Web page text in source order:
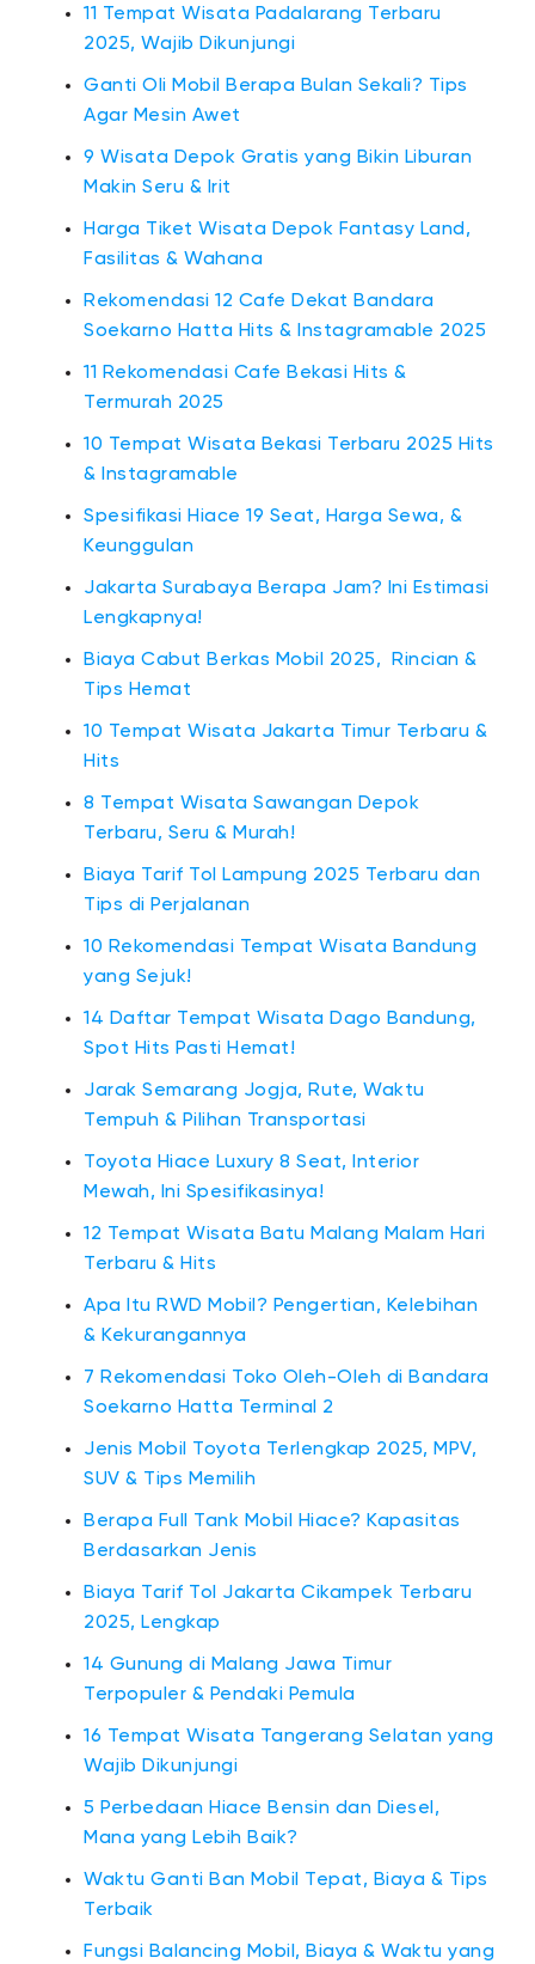
11 Tempat Wisata Padalarang Terbaru
2025, Wajib Dikunjungi
Ganti Oli Mobil Berapa Bulan Sekali? Tips
Agar Mesin Awet
9 Wisata Depok Gratis yang Bikin Liburan
Makin Seru & Irit
Harga Tiket Wisata Depok Fantasy Land,
Fasilitas & Wahana
Rekomendasi 12 Cafe Dekat Bandara
Soekarno Hatta Hits & Instagramable 2025
11 Rekomendasi Cafe Bekasi Hits &
Termurah 2025
10 Tempat Wisata Bekasi Terbaru 2025 Hits
& Instagramable
Spesifikasi Hiace 19 Seat, Harga Sewa, &
Keunggulan
Jakarta Surabaya Berapa Jam? Ini Estimasi
Lengkapnya!
Biaya Cabut Berkas Mobil 2025, Rincian &
Tips Hemat
10 Tempat Wisata Jakarta Timur Terbaru &
Hits
8 Tempat Wisata Sawangan Depok
Terbaru, Seru & Murah!
Biaya Tarif Tol Lampung 2025 Terbaru dan
Tips di Perjalanan
10 Rekomendasi Tempat Wisata Bandung
yang Sejuk!
14 Daftar Tempat Wisata Dago Bandung,
Spot Hits Pasti Hemat!
Jarak Semarang Jogja, Rute, Waktu
Tempuh & Pilihan Transportasi
Toyota Hiace Luxury 8 Seat, Interior
Mewah, Ini Spesifikasinya!
12 Tempat Wisata Batu Malang Malam Hari
Terbaru & Hits
Apa Itu RWD Mobil? Pengertian, Kelebihan
& Kekurangannya
7 Rekomendasi Toko Oleh-Oleh di Bandara
Soekarno Hatta Terminal 2
Jenis Mobil Toyota Terlengkap 2025, MPV,
SUV & Tips Memilih
Berapa Full Tank Mobil Hiace? Kapasitas
Berdasarkan Jenis
Biaya Tarif Tol Jakarta Cikampek Terbaru
2025, Lengkap
14 Gunung di Malang Jawa Timur
Terpopuler & Pendaki Pemula
16 Tempat Wisata Tangerang Selatan yang
Wajib Dikunjungi
5 Perbedaan Hiace Bensin dan Diesel,
Mana yang Lebih Baik?
Waktu Ganti Ban Mobil Tepat, Biaya & Tips
Terbaik
Fungsi Balancing Mobil, Biaya & Waktu yang